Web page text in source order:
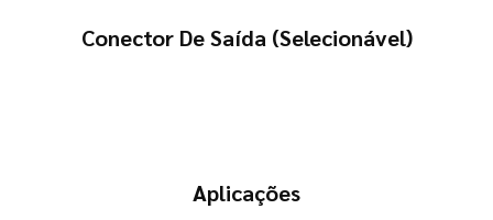
Conector De Saída (selecionável)
Aplicações